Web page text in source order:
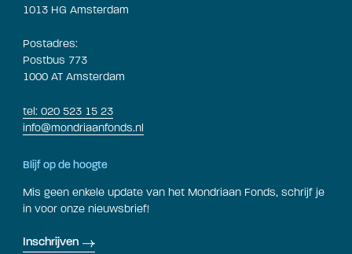
1013 HG Amsterdam
Postadres:
Postbus 773
1000 AT Amsterdam
tel: 020 523 15 23
info@mondriaanfonds.nl
Blijf op de hoogte
Mis geen enkele update van het Mondriaan Fonds, schrijf je
in voor onze nieuwsbrief!
Inschrijven